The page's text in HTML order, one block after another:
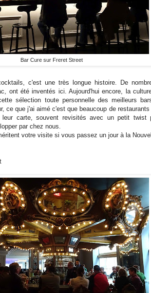
Bar Cure sur Freret Street
c'est une très longue histoire. De
ont été inventés ici. Aujourd'hui encore, la
sélection toute personnelle des meilleurs
ce que j'ai aimé c'est que beaucoup de
carte, souvent revisités avec un petit twist
par chez nous.
votre visite si vous passez un jour à la